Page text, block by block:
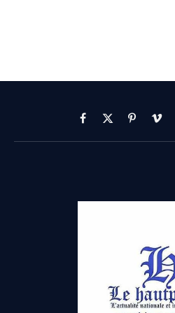
Facebook
X
(Twitter)
Pinterest